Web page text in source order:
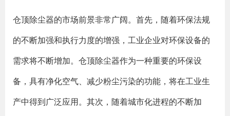
仓顶除尘器的市场前景非常广阔。首先，随着环保法规
的不断加强和执行力度的增强，工业企业对环保设备的
需求将不断增加。仓顶除尘器作为一种重要的环保设
备，具有净化空气、减少粉尘污染的功能，将在工业生
产中得到广泛应用。其次，随着城市化进程的不断加